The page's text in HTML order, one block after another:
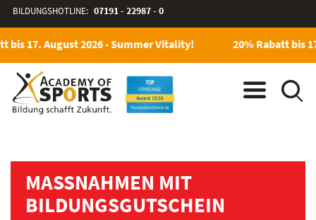
BILDUNGSHOTLINE: 07191 - 22987 - 0
bis 17. August 2026 - Summer Vitality! 20% Rabatt bis
MASSNAHMEN MIT B
ILDUNGSGUTSCHEIN